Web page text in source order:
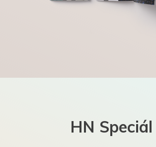
HN Speciál